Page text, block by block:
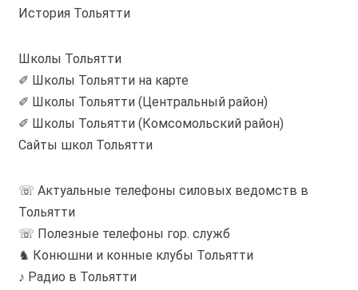
История Тольятти
Школы Тольятти
✐ Школы Тольятти на карте
✐ Школы Тольятти (Центральный район)
✐ Школы Тольятти (Комсомольский район)
Сайты школ Тольятти
☏ Актуальные телефоны силовых ведомств в
Тольятти
☏ Полезные телефоны гор. служб
♞ Конюшни и конные клубы Тольятти
♪ Радио в Тольятти